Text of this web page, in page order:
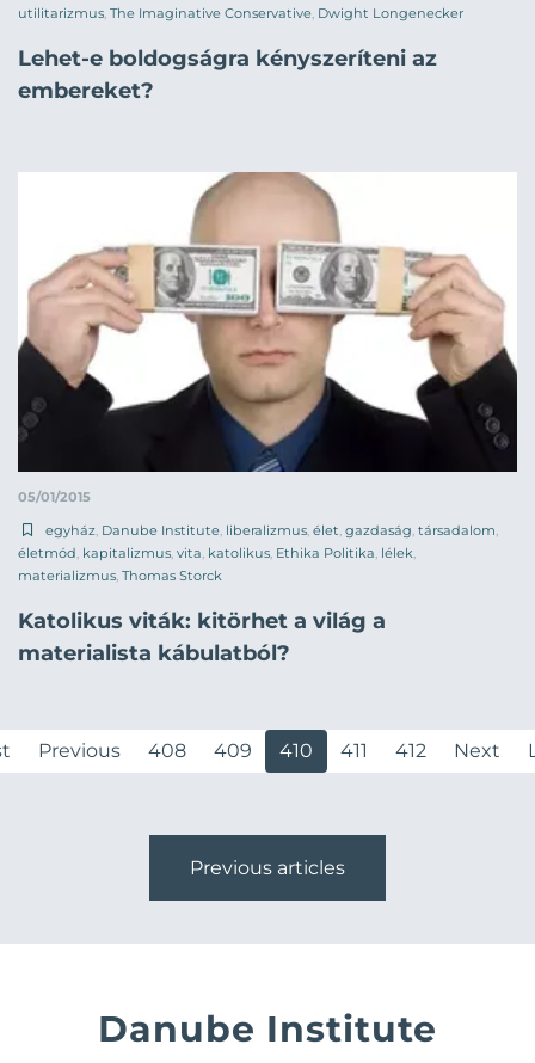
utilitarizmus The Imaginative Conservative Dwight Longenecker
Lehet-e boldogságra kényszeríteni az
embereket?
05/01/2015
egyház, Danube Institute, liberalizmus, élet, gazdaság, társadalom,
életmód, kapitalizmus, vita, katolikus, Ethika Politika, lélek,
materializmus, Thomas Storck
Katolikus viták: kitörhet a világ a
materialista kábulatból?
Previous 408 409 410 411 412 Next
Previous articles
Danube Institute